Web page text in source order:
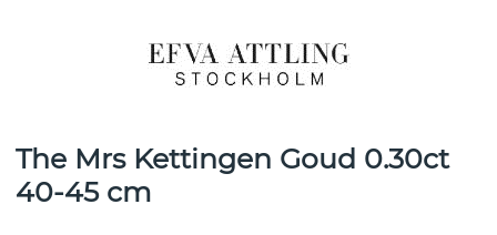
The Mrs Kettingen Goud 0.30ct
40-45 cm